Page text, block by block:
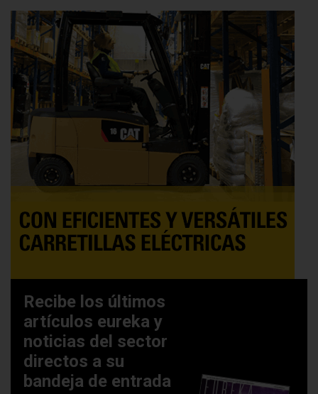
Recibe los últimos
artículos eureka y
noticias del sector
directos a su
bandeja de entrada